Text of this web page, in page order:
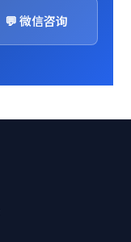
💬 微信咨询